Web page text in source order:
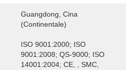
Guangdong, Cina
(continentale)
ISO 9001:2000; ISO
9001:2008; QS-9000; ISO
14001:2004; CE, , SMC,